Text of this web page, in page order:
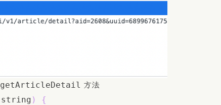
getArticleDetail 方法
string )
{